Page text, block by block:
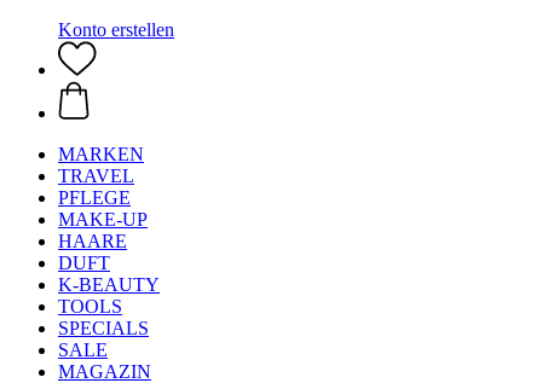
Konto erstellen
MARKEN
TRAVEL
PFLEGE
MAKE-UP
HAARE
DUFT
K-BEAUTY
TOOLS
SPECIALS
SALE
MAGAZIN